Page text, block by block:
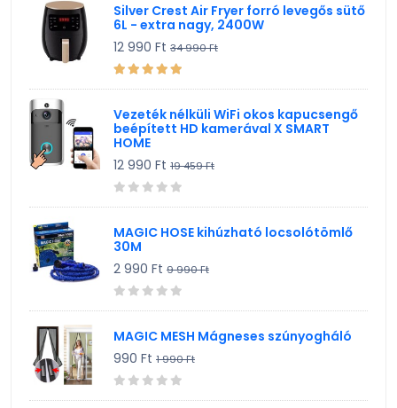
Silver Crest Air Fryer forró levegős sütő
6L - extra nagy, 2400W
12 990 Ft 34 990 Ft
Vezeték nélküli WiFi okos kapucsengő
beépített HD kamerával X SMART
HOME
12 990 Ft 19 459 Ft
MAGIC HOSE kihúzható locsolótömlő
30M
2 990 Ft 9 990 Ft
MAGIC MESH Mágneses szúnyogháló
990 Ft 1 990 Ft